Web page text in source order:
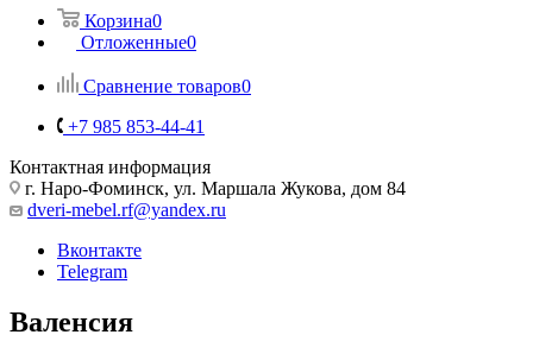
Корзина0
Отложенные0
Сравнение товаров0
+7 985 853-44-41
Контактная информация
г. Наро-Фоминск, ул. Маршала Жукова, дом 84
dveri-mebel.rf@yandex.ru
Вконтакте
Telegram
Валенсия